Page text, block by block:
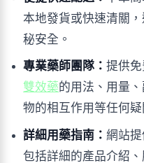
本地發貨或快速清關
秘安全。
專業藥師團隊：提供
雙效藥的用法、用量
物的相互作用等任何
詳細用藥指南：網站提
包括詳細的產品介紹